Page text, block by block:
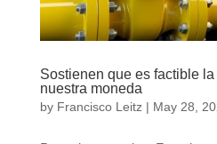
Sostienen que es factible
nuestra moneda
by Francisco Leitz| May 28,